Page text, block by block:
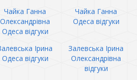
Чайка Ганна
Олександрівна
Одеса відгуки
Чайка Ганна
Одеса відгуки
Ірина
Одеса відгуки
Залевська Ірина
Олександрівна
відгуки